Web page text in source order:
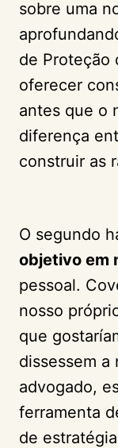
sobre uma
de Proteção
oferecer
antes que o
diferença
construir as
O segundo
objetivo em
pessoal.
nosso
que
dissessem a
advogado,
ferramenta
de